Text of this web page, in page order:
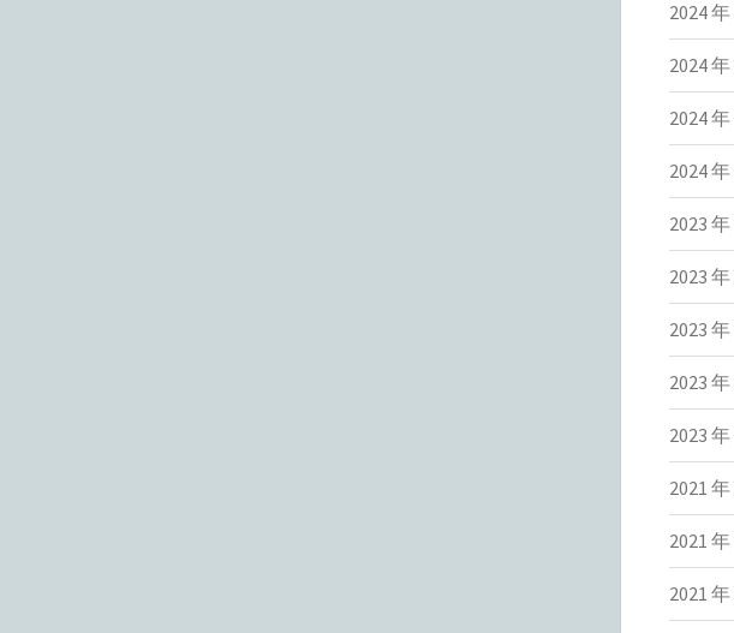
2024 年
2024 年
2024 年
2024 年
2023 年
2023 年
2023 年
2023 年
2023 年
2021 年
2021 年
2021 年